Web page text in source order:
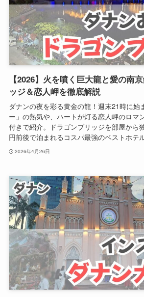
【2026】火を噴く巨大龍と愛の南
ッジ＆恋人岬を徹底解説
ダナンの夜を彩る黄金の龍！週末21時に始
ー」の熱気や、ハートが灯る恋人岬のロマ
付きで紹介。ドラゴンブリッジを部屋から
円前後で泊まれるコスパ最強のベストホテ
2026年4月26日